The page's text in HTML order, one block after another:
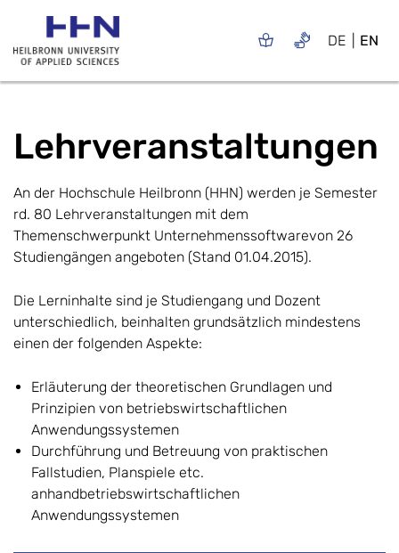
DE EN
Lehrveranstaltungen
An der Hochschule Heilbronn (HHN) werden je Semester
rd. 80 Lehrveranstaltungen mit dem
Themenschwerpunkt Unternehmenssoftwarevon 26
Studiengängen angeboten (Stand 01.04.2015).
Die Lerninhalte sind je Studiengang und Dozent
unterschiedlich, beinhalten grundsätzlich mindestens
einen der folgenden Aspekte:
Erläuterung der theoretischen Grundlagen und
Prinzipien von betriebswirtschaftlichen
Anwendungssystemen
Durchführung und Betreuung von praktischen
Fallstudien, Planspiele etc.
anhandbetriebswirtschaftlichen
Anwendungssystemen